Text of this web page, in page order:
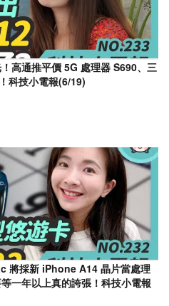
高通推平價 5G 處理器 S690、三
科技小電報(6/19)
將採新 iPhone A14 晶片當處理
一年以上真的誇張！科技小電報